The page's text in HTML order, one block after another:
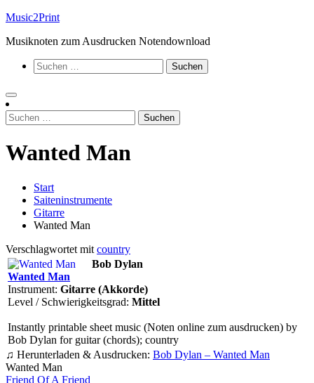
Zum
springen
Music2Print
Musiknoten zum Ausdrucken Notendownload
Suchen
nach:
Suchen
nach:
Wanted Man
Start
Saiteninstrumente
Gitarre
Wanted Man
Verschlagwortet mit country
Bob Dylan
Wanted Man
Instrument: Gitarre (Akkorde)
Level / Schwierigkeitsgrad: Mittel
Instantly printable sheet music (Noten online zum ausdrucken) by
Bob Dylan for guitar (chords); country
♫ Herunterladen & Ausdrucken: Bob Dylan – Wanted Man
Wanted Man
Friend Of A Friend